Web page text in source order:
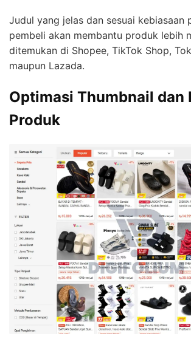
Judul yang jelas dan sesuai kebiasaan
pembeli akan membantu produk lebih
ditemukan di Shopee, TikTok Shop,
maupun Lazada.
Optimasi Thumbnail dan
Produk